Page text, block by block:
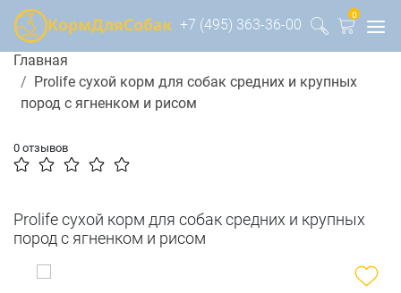
+7 (495) 363-36-00
0
Главная
Prolife сухой корм для собак средних и крупных
пород с ягненком и рисом
0 отзывов
Prolife сухой корм для собак средних и крупных
пород с ягненком и рисом